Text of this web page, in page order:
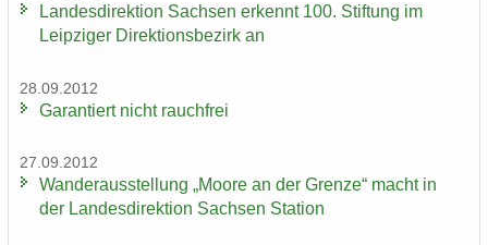
Lan­des­di­rek­ti­on Sach­sen er­kennt 100. Stif­tung im
Leip­zi­ger Di­rek­ti­ons­be­zirk an
28.09.2012
Ga­ran­tiert nicht rauch­frei
27.09.2012
Wan­der­aus­stel­lung „Moore an der Gren­ze“ macht in
der Lan­des­di­rek­ti­on Sach­sen Sta­ti­on